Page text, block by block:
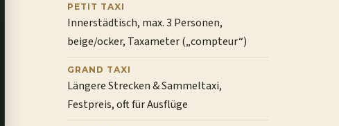
PETIT TAXI
Innerstädtisch, max. 3 Personen,
beige/ocker, Taxameter („compteur“)
GRAND TAXI
Längere Strecken & Sammeltaxi,
Festpreis, oft für Ausflüge